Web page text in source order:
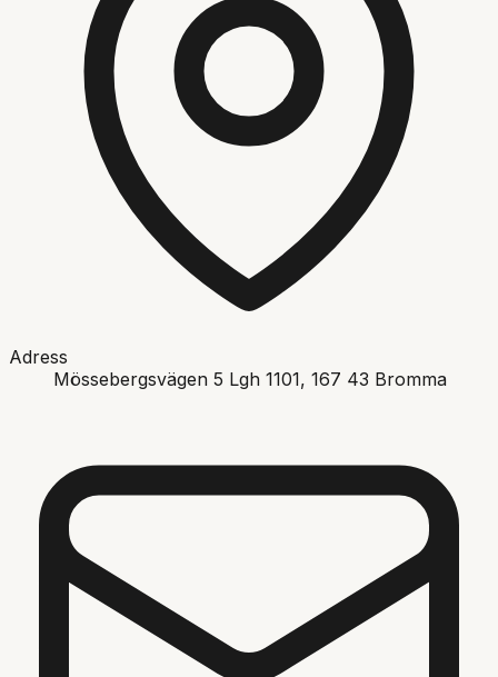
Adress
Mössebergsvägen 5 Lgh 1101, 167 43 Bromma